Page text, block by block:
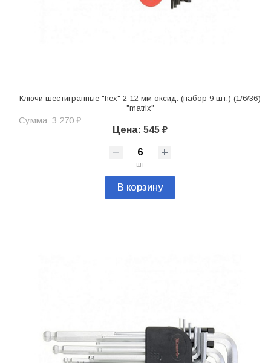
Ключи шестигранные "hex" 2-12 мм оксид. (набор 9 шт.) (1/6/36)
"matrix"
Сумма: 3 270 ₽
Цена: 545 ₽
шт
В корзину